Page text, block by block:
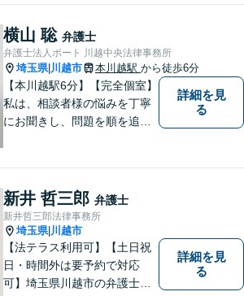
横山 聡 弁護士
弁護士法人ポート 川越中央法律事務所
埼玉県| 川越市 本川越駅 から徒歩6分
【本川越駅6分】【完全個室】
私は、相談者様の悩みを丁寧
にお聞きし、問題を順を追っ
ん。問題を解決するための適
切なサポートを提供します。
お気軽にご相談ください。
詳細を見
る
新井 哲三郎 弁護士
新井哲三郎法律事務所
埼玉県| 川越市
【法テラス利用可】【土日祝
日・時間外は要予約で対応
可】埼玉県川越市の弁護士で
詳細を見
る